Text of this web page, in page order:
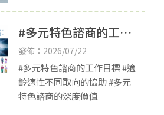
#多元特色諮商的工作
目標
發佈：2026/07/22
#多元特色諮商的工作目標 #適
齡適性不同取向的協助 #多元
特色諮商的深度價值